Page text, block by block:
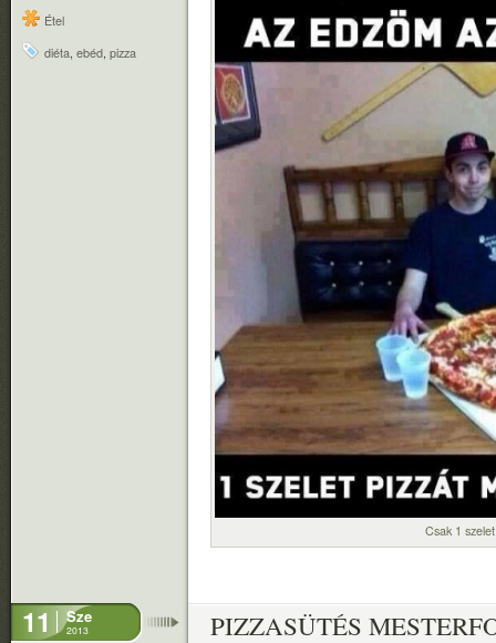
Étel
diéta ebéd pizza
Csak 1
11 Sze
2013 PIZZASÜTÉS